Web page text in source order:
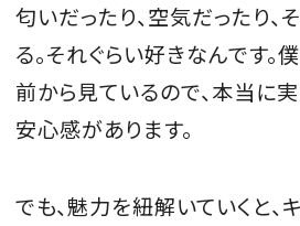
匂いだったり、空気だったり、
る。それぐらい好きなんです。
前から見ているので、本当に
安心感があります。
でも、魅力を紐解いていくと、